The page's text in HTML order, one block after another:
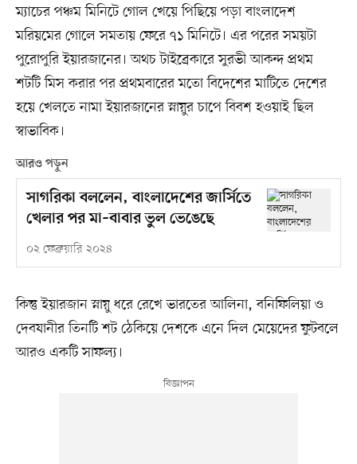
ম্যাচের পঞ্চম মিনিটে গোল খেয়ে পিছিয়ে পড়া বাংলাদেশ
মরিয়মের গোলে সমতায় ফেরে ৭১ মিনিটে। এর পরের সময়টা
পুরোপুরি ইয়ারজানের। অথচ টাইব্রেকারে সুরভী আকন্দ প্রথম
শটটি মিস করার পর প্রথমবারের মতো বিদেশের মাটিতে দেশের
হয়ে খেলতে নামা ইয়ারজানের স্নায়ুর চাপে বিবশ হওয়াই ছিল
স্বাভাবিক।
আরও পড়ুন
সাগরিকা বললেন, বাংলাদেশের জার্সিতে
খেলার পর মা–বাবার ভুল ভেঙেছে
০২ ফেব্রুয়ারি ২০২৪
কিন্তু ইয়ারজান স্নায়ু ধরে রেখে ভারতের আলিনা, বনিফিলিয়া ও
দেবযানীর তিনটি শট ঠেকিয়ে দেশকে এনে দিল মেয়েদের ফুটবলে
আরও একটি সাফল্য।